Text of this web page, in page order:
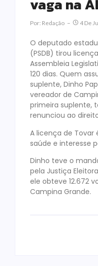
vaga na
Por: Redação 4 De
O deputado
(PSDB) tirou
Assembleia
120 dias. Quem
suplente, Dinho
vereador de
primeira suplente,
renunciou ao
A licença de
saúde e interesse
Dinho teve o
pela Justiça
ele obteve 12.672
Campina Grande.